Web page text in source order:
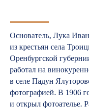
Основатель, Лука
из крестьян села
Оренбургской
работал на
в селе Падун
фотографией. В 1906
и открыл фотоателье.